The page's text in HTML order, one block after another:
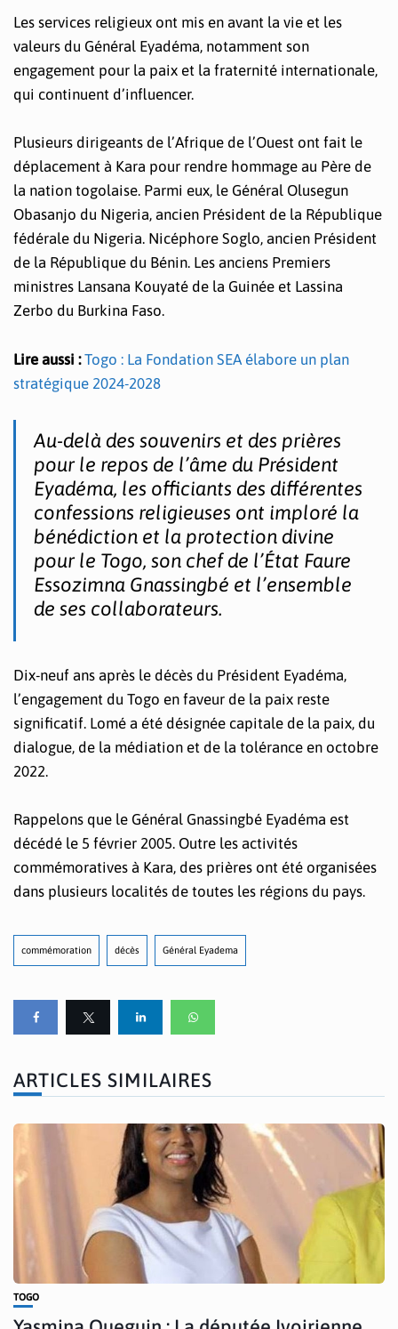
Les services religieux ont mis en avant la vie et les
valeurs du Général Eyadéma, notamment son
engagement pour la paix et la fraternité internationale,
qui continuent d’influencer.
Plusieurs dirigeants de l’Afrique de l’Ouest ont fait le
déplacement à Kara pour rendre hommage au Père de
la nation togolaise. Parmi eux, le Général Olusegun
Obasanjo du Nigeria, ancien Président de la République
fédérale du Nigeria. Nicéphore Soglo, ancien Président
de la République du Bénin. Les anciens Premiers
ministres Lansana Kouyaté de la Guinée et Lassina
Zerbo du Burkina Faso.
Lire aussi :Togo : La Fondation SEA élabore un plan
stratégique 2024-2028
Au-delà des souvenirs et des prières
pour le repos de l’âme du Président
Eyadéma, les officiants des différentes
confessions religieuses ont imploré la
bénédiction et la protection divine
pour le Togo, son chef de l’État Faure
Essozimna Gnassingbé et l’ensemble
de ses collaborateurs.
Dix-neuf ans après le décès du Président Eyadéma,
l’engagement du Togo en faveur de la paix reste
significatif. Lomé a été désignée capitale de la paix, du
dialogue, de la médiation et de la tolérance en octobre
2022.
Rappelons que le Général Gnassingbé Eyadéma est
décédé le 5 février 2005. Outre les activités
commémoratives à Kara, des prières ont été organisées
dans plusieurs localités de toutes les régions du pays.
commémoration décès Général Eyadema
ARTICLES SIMILAIRES
TOGO